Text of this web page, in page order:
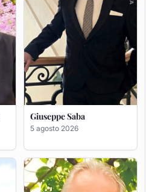
Giuseppe Deiana
5 agosto 2026